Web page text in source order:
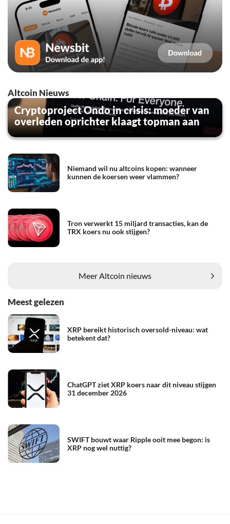
Altcoin Nieuws
Cryptoproject Ondo in crisis: moeder van
overleden oprichter klaagt topman aan
Niemand wil nu altcoins kopen: wanneer
kunnen de koersen weer vlammen?
Tron verwerkt 15 miljard transacties, kan de
TRX koers nu ook stijgen?
Meer Altcoin nieuws
Meest gelezen
XRP bereikt historisch oversold-niveau: wat
betekent dat?
ChatGPT ziet XRP koers naar dit niveau stijgen
31 december 2026
SWIFT bouwt waar Ripple ooit mee begon: is
XRP nog wel nuttig?